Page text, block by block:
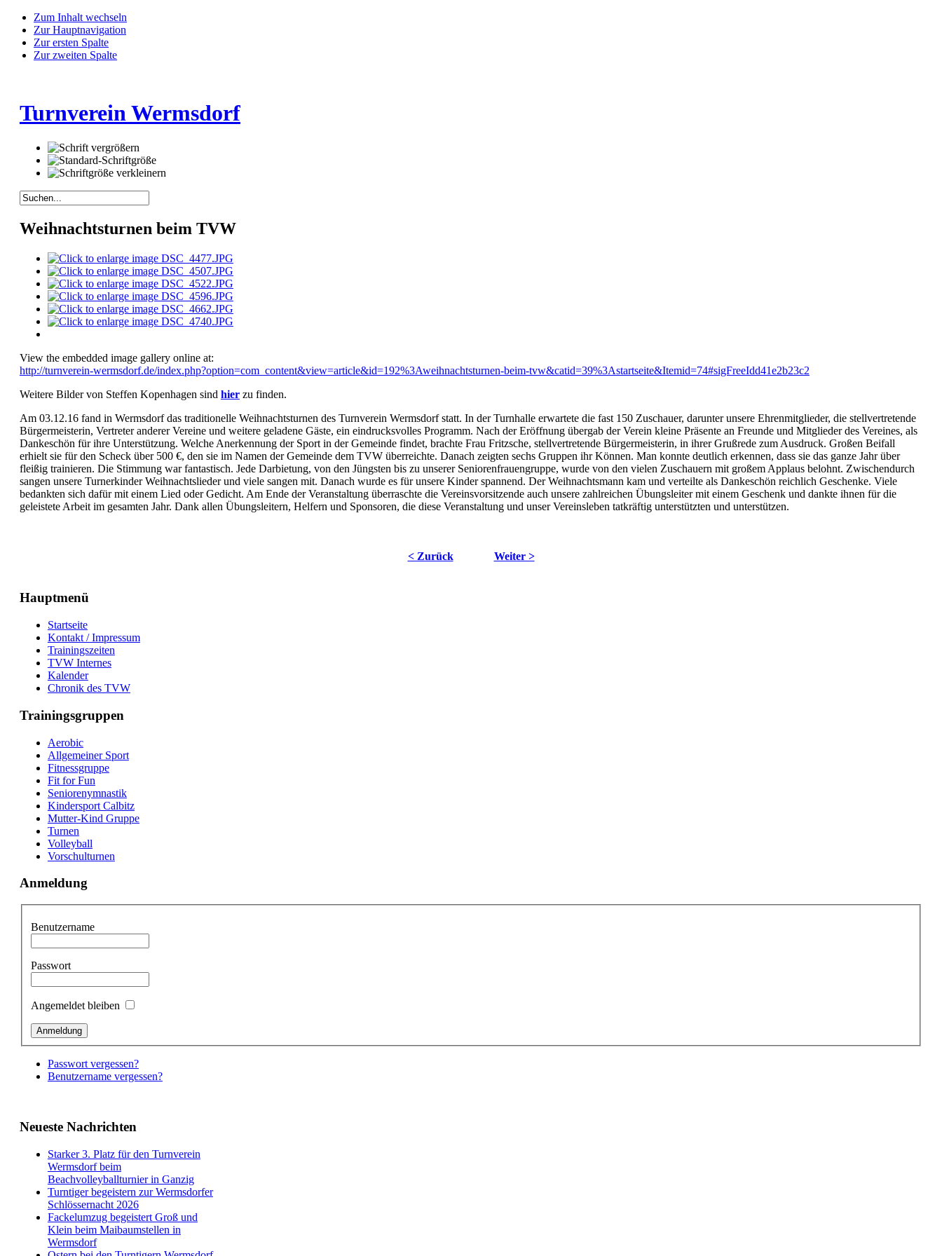
Zum Inhalt wechseln
Zur Hauptnavigation
Zur ersten Spalte
Zur zweiten Spalte
Turnverein Wermsdorf
Weihnachtsturnen beim TVW
View the embedded image gallery online at:
http://turnverein-wermsdorf.de/index.php?option=com_content&view=article&id=192%3Aweihnachtsturnen-beim-tvw&catid=39%3Astartseite&Itemid=74#sigFreeIdd41e2b23c2
Weitere Bilder von Steffen Kopenhagen sind hierzu finden.
Am 03.12.16 fand in Wermsdorf das traditionelle Weihnachtsturnen des Turnverein Wermsdorf statt. In der Turnhalle erwartete die fast 150 Zuschauer, darunter unsere Ehrenmitglieder, die stellvertretende
Bürgermeisterin, Vertreter anderer Vereine und weitere geladene Gäste, ein eindrucksvolles Programm. Nach der Eröffnung übergab der Verein kleine Präsente an Freunde und Mitglieder des Vereines, als
Dankeschön für ihre Unterstützung. Welche Anerkennung der Sport in der Gemeinde findet, brachte Frau Fritzsche, stellvertretende Bürgermeisterin, in ihrer Grußrede zum Ausdruck. Großen Beifall
erhielt sie für den Scheck über 500 €, den sie im Namen der Gemeinde dem TVW überreichte. Danach zeigten sechs Gruppen ihr Können. Man konnte deutlich erkennen, dass sie das ganze Jahr über
fleißig trainieren. Die Stimmung war fantastisch. Jede Darbietung, von den Jüngsten bis zu unserer Seniorenfrauengruppe, wurde von den vielen Zuschauern mit großem Applaus belohnt. Zwischendurch
sangen unsere Turnerkinder Weihnachtslieder und viele sangen mit. Danach wurde es für unsere Kinder spannend. Der Weihnachtsmann kam und verteilte als Dankeschön reichlich Geschenke. Viele
bedankten sich dafür mit einem Lied oder Gedicht. Am Ende der Veranstaltung überraschte die Vereinsvorsitzende auch unsere zahlreichen Übungsleiter mit einem Geschenk und dankte ihnen für die
geleistete Arbeit im gesamten Jahr. Dank allen Übungsleitern, Helfern und Sponsoren, die diese Veranstaltung und unser Vereinsleben tatkräftig unterstützten und unterstützen.
< Zurück Weiter >
Hauptmenü
Startseite
Kontakt / Impressum
Trainingszeiten
TVW Internes
Kalender
Chronik des TVW
Trainingsgruppen
Aerobic
Allgemeiner Sport
Fitnessgruppe
Fit for Fun
Seniorenymnastik
Kindersport Calbitz
Mutter-Kind Gruppe
Turnen
Volleyball
Vorschulturnen
Anmeldung
Benutzername
Passwort
Angemeldet bleiben
Passwort vergessen?
Benutzername vergessen?
Neueste Nachrichten
Starker 3. Platz für den Turnverein
Wermsdorf beim
Beachvolleyballturnier in Ganzig
Turntiger begeistern zur Wermsdorfer
Schlössernacht 2026
Fackelumzug begeistert Groß und
Klein beim Maibaumstellen in
Wermsdorf